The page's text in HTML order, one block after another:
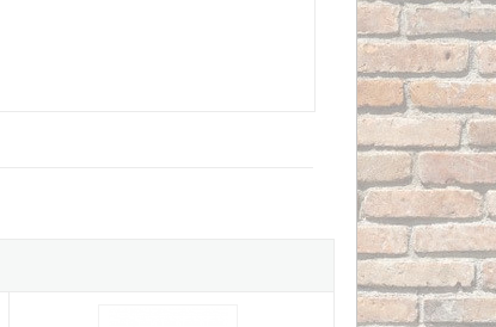
Parrilla asadora INOX con recogegrasas y mangos Flores